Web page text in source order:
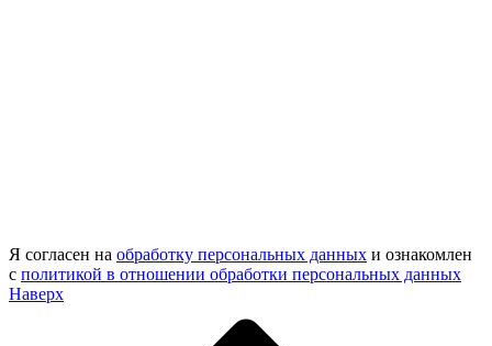
Я согласен на обработку персональных данных и ознакомлен
с политикой в отношении обработки персональных данных
Наверх